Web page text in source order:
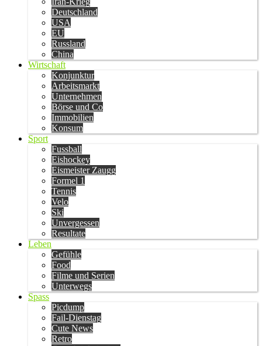
Deutschland
USA
EU
Russland
China
Wirtschaft
Konjunktur
Arbeitsmarkt
Unternehmen
Börse und Co
Immobilien
Konsum
Sport
Fussball
Eishockey
Eismeister Zaugg
Formel 1
Tennis
Velo
Ski
Unvergessen
Resultate
Leben
Gefühle
Food
Filme und Serien
Unterwegs
Spass
Picdump
Fail-Dienstag
Cute News
Retro